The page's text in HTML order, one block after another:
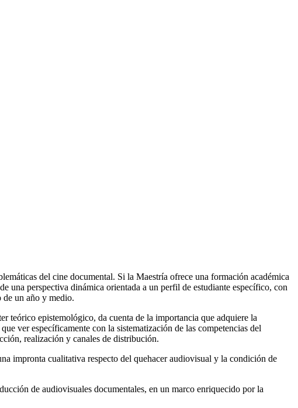
del cine documental. Si la Maestría ofrece una formación académica
una perspectiva dinámica orientada a un perfil de estudiante específico, con
un año y medio.
teórico epistemológico, da cuenta de la importancia que adquiere la
ver específicamente con la sistematización de las competencias del
realización y canales de distribución.
impronta cualitativa respecto del quehacer audiovisual y la condición de
de audiovisuales documentales, en un marco enriquecido por la